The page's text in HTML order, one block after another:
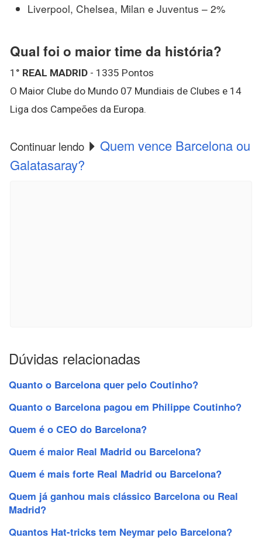
Liverpool, Chelsea, Milan e Juventus – 2%
Qual foi o maior time da história?
1° REAL MADRID - 1335 Pontos
O Maior Clube do Mundo 07 Mundiais de Clubes e 14
Liga dos Campeões da Europa.
Continuar lendo
Quem vence Barcelona ou
Galatasaray?
Dúvidas relacionadas
Quanto o Barcelona quer pelo Coutinho?
Quanto o Barcelona pagou em Philippe Coutinho?
Quem é o CEO do Barcelona?
Quem é maior Real Madrid ou Barcelona?
Quem é mais forte Real Madrid ou Barcelona?
Quem já ganhou mais clássico Barcelona ou Real
Madrid?
Quantos Hat-tricks tem Neymar pelo Barcelona?